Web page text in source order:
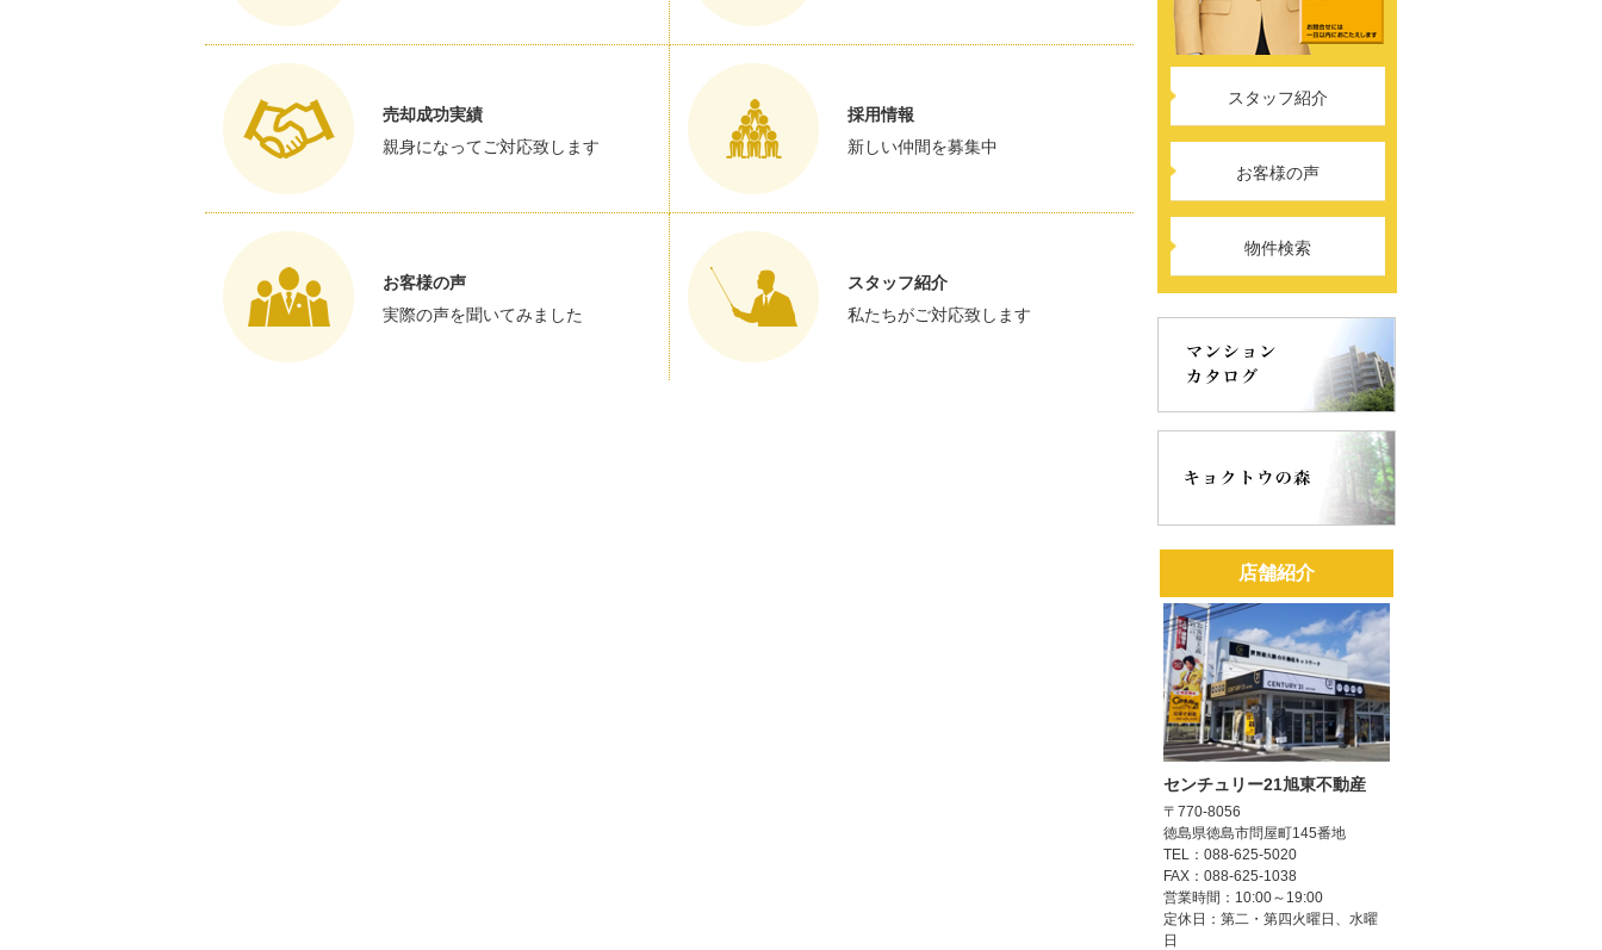
売却成功実績
親身になってご対応致します
採用情報
新しい仲間を募集中
お客様の声
実際の声を聞いてみました
スタッフ紹介
私たちがご対応致します
スタッフ紹介
お客様の声
物件検索
店舗紹介
センチュリー21旭東不動産
〒770-8056
徳島県徳島市問屋町145番地
TEL：088-625-5020
FAX：088-625-1038
営業時間：10:00～19:00
定休日：第二・第四火曜日、水曜
日